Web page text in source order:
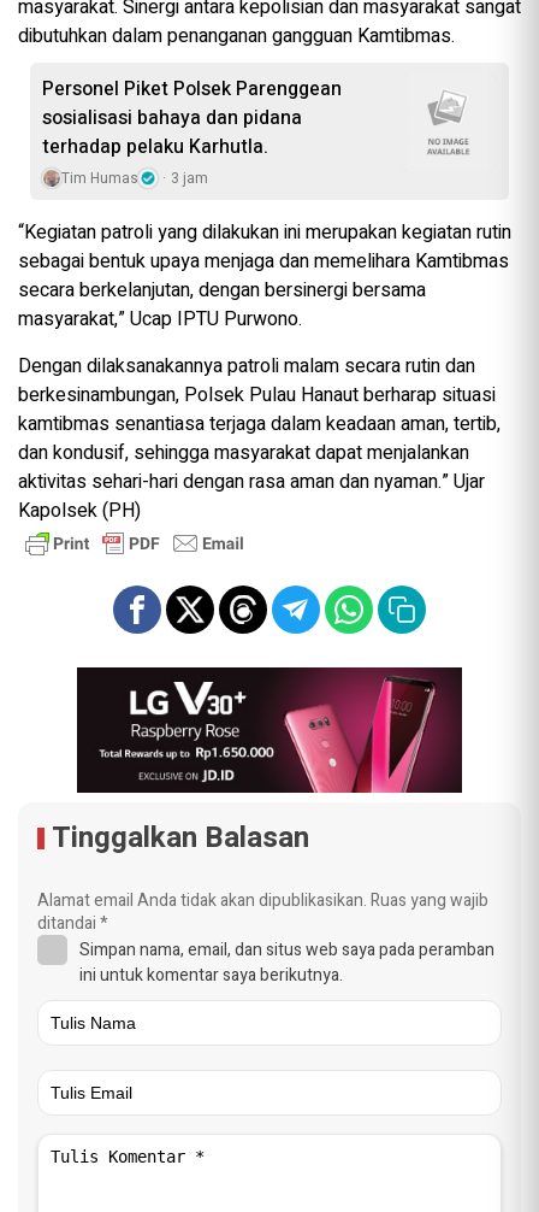
masyarakat. Sinergi antara kepolisian dan masyarakat sangat
dibutuhkan dalam penanganan gangguan Kamtibmas.
Personel Piket Polsek Parenggean
sosialisasi bahaya dan pidana
terhadap pelaku Karhutla.
Tim Humas 3 jam
“Kegiatan patroli yang dilakukan ini merupakan kegiatan rutin
sebagai bentuk upaya menjaga dan memelihara Kamtibmas
secara berkelanjutan, dengan bersinergi bersama
masyarakat,” Ucap IPTU Purwono.
Dengan dilaksanakannya patroli malam secara rutin dan
berkesinambungan, Polsek Pulau Hanaut berharap situasi
kamtibmas senantiasa terjaga dalam keadaan aman, tertib,
dan kondusif, sehingga masyarakat dapat menjalankan
aktivitas sehari-hari dengan rasa aman dan nyaman.” Ujar
Kapolsek (PH)
Tinggalkan Balasan
Alamat email Anda tidak akan dipublikasikan.Ruas yang wajib
ditandai*
Simpan nama, email, dan situs web saya pada peramban
ini untuk komentar saya berikutnya.